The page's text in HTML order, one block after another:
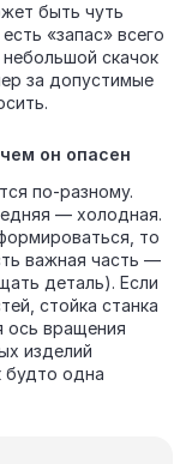
быть чуть
«запас» всего
скачок
за допустимые
он опасен
по‑разному.
— холодная.
то
важная часть —
деталь). Если
стойка станка
ось вращения
изделий
будто одна